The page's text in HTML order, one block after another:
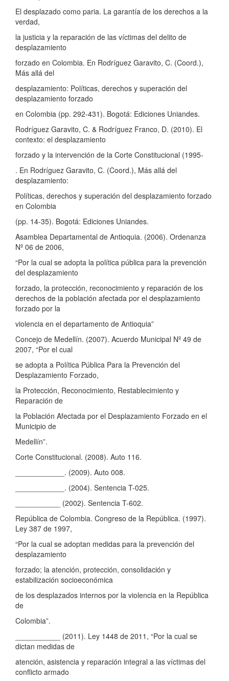
El desplazado como paria. La garantía de los derechos a la
verdad,
la justicia y la reparación de las víctimas del delito de
desplazamiento
forzado en Colombia. En Rodríguez Garavito, C. (Coord.),
Más allá del
desplazamiento: Políticas, derechos y superación del
desplazamiento forzado
en Colombia (pp. 292-431). Bogotá: Ediciones Uniandes.
Rodríguez Garavito, C. & Rodríguez Franco, D. (2010). El
contexto: el desplazamiento
forzado y la intervención de la Corte Constitucional (1995-
. En Rodríguez Garavito, C. (Coord.), Más allá del
desplazamiento:
Políticas, derechos y superación del desplazamiento forzado
en Colombia
(pp. 14-35). Bogotá: Ediciones Uniandes.
Asamblea Departamental de Antioquia. (2006). Ordenanza
Nº 06 de 2006,
“Por la cual se adopta la política pública para la prevención
del desplazamiento
forzado, la protección, reconocimiento y reparación de los
derechos de la población afectada por el desplazamiento
forzado por la
violencia en el departamento de Antioquia”
Concejo de Medellín. (2007). Acuerdo Municipal Nº 49 de
2007, “Por el cual
se adopta a Política Pública Para la Prevención del
Desplazamiento Forzado,
la Protección, Reconocimiento, Restablecimiento y
Reparación de
la Población Afectada por el Desplazamiento Forzado en el
Municipio de
Medellín”.
Corte Constitucional. (2008). Auto 116.
____________. (2009). Auto 008.
____________. (2004). Sentencia T-025.
___________ (2002). Sentencia T-602.
República de Colombia. Congreso de la República. (1997).
Ley 387 de 1997,
“Por la cual se adoptan medidas para la prevención del
desplazamiento
forzado; la atención, protección, consolidación y
estabilización socioeconómica
de los desplazados internos por la violencia en la República
de
Colombia”.
___________ (2011). Ley 1448 de 2011, “Por la cual se
dictan medidas de
atención, asistencia y reparación integral a las víctimas del
conflicto armado